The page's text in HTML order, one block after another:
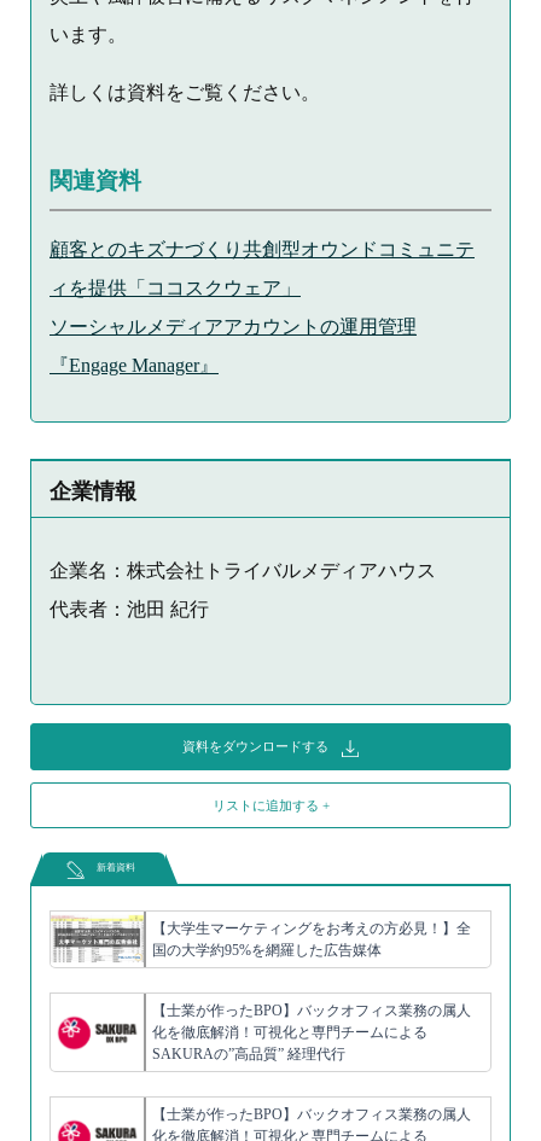
います。
詳しくは資料をご覧ください。
関連資料
顧客とのキズナづくり共創型オウンドコミュニテ
ィを提供「ココスクウェア」
ソーシャルメディアアカウントの運用管理
『Engage Manager』
企業情報
企業名：株式会社トライバルメディアハウス
代表者：池田 紀行
資料をダウンロードする
リストに追加する +
新着資料
【大学生マーケティングをお考えの方必見！】全
国の大学約95%を網羅した広告媒体
【士業が作ったBPO】バックオフィス業務の属人
化を徹底解消！可視化と専門チームによる
SAKURAの”高品質” 経理代行
【士業が作ったBPO】バックオフィス業務の属人
化を徹底解消！可視化と専門チームによる